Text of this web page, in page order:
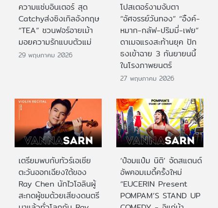
ความแซ่บอินเตอร์ สุด
Catchyส่งซิงเกิลอังกฤษ
“TEA” ชวนฟอร์อายเม้า
มอยความรักแบบตัวแม่
29 พฤษภาคม 2026
โปสเตอร์งามจับตา
“อัศจรรย์วันทอง” “อิ้งค์-
หมาก-กลัฟ-ปริมมี่-เฟย”
ดาเมจแรงสะท้านยุค ปัก
ธงเข้าฉาย 3 กันยายนนี้
ในโรงภาพยนตร์
27 พฤษภาคม 2026
เตรียมพบกับทัวร์เอเชีย
ตะวันออกเฉียงใต้ของ
Ray Chen นักไวโอลินผู้
สะกดผู้ชมด้วยเสียงดนตรี
‘ป๋อมแป๋ม นิติ’ จัดสแตนด์
อัพคอมเมดี้ครั้งใหม่
“EUCERIN Present
POMPAM’S STAND UP